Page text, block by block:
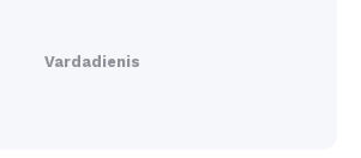
Vardadienis